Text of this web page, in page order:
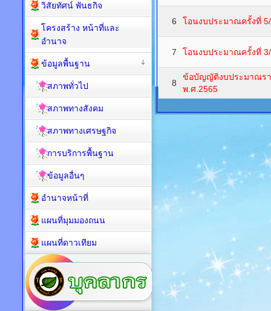
6 โอนงบประมาณครั้งที่
7 โอนงบประมาณครั้งที่
8
ข้อบัญญัติงบประมาณร
พ.ศ.2565
วิสัยทัศน์ พันธกิจ
โครงสร้าง หน้าที่และ
อำนาจ
ข้อมูลพื้นฐาน
สภาพทั่วไป
สภาพทางสังคม
สภาพทางเศรษฐกิจ
การบริการพื้นฐาน
ข้อมูลอื่นๆ
อำนาจหน้าที่
แผนที่มุมมองถนน
แผนที่ดาวเทียม